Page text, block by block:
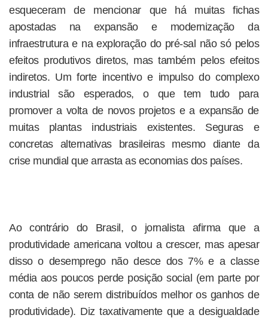
esqueceram de mencionar que há muitas fichas
apostadas na expansão e modernização da
infraestrutura e na exploração do pré-sal não só pelos
efeitos produtivos diretos, mas também pelos efeitos
indiretos. Um forte incentivo e impulso do complexo
industrial são esperados, o que tem tudo para
promover a volta de novos projetos e a expansão de
muitas plantas industriais existentes. Seguras e
concretas alternativas brasileiras mesmo diante da
crise mundial que arrasta as economias dos países.
Ao contrário do Brasil, o jornalista afirma que a
produtividade americana voltou a crescer, mas apesar
disso o desemprego não desce dos 7% e a classe
média aos poucos perde posição social (em parte por
conta de não serem distribuídos melhor os ganhos de
produtividade). Diz taxativamente que a desigualdade